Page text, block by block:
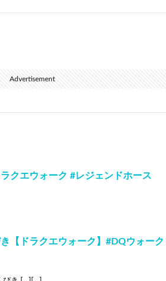
Advertisement
クエウォーク #レジェンドホース
【ドラクエウォーク】#DQウォーク